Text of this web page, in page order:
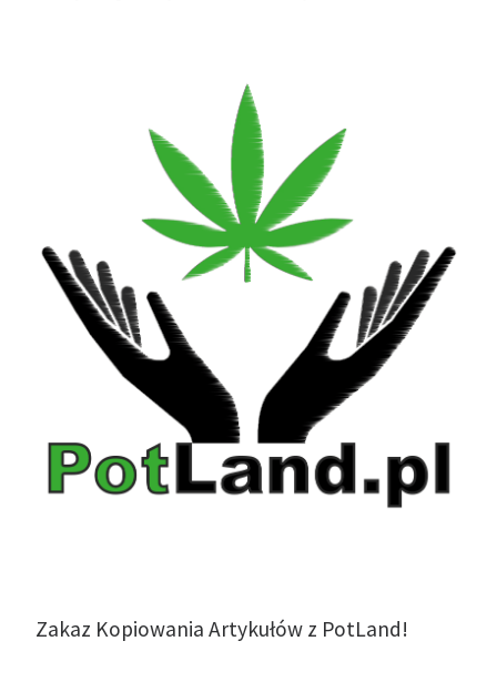
Zakaz Kopiowania Artykułów z PotLand!